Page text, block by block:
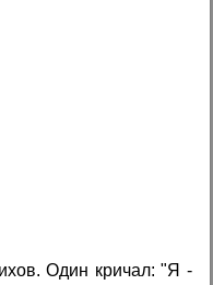
Один кричал: "Я -